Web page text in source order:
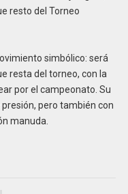
resto del Torneo
simbólico: será
resta del torneo, con la
por el campeonato. Su
pero también con
manuda.